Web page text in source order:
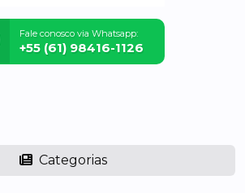
Fale conosco via Whatsapp:
+55 (61) 98416-1126
Categorias